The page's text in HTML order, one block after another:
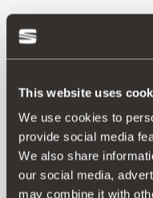
This website uses
We use cookies to
provide social media
We also share
our social media,
may combine it with
Proizvod